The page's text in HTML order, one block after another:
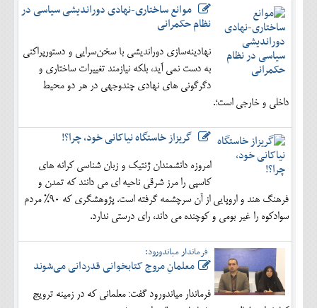
موانع ساختاری-نهادی دوراندیشی سیاسی در
نظام حکمرانی
نهادینه‌سازی دوراندیشی با سخن‌سرایی و دستورپراکنی
به دست نمی آید، بلکه نیازمند تغییرات ساختاری و
دگرگونی های نهادی چندوجهی در هر دو محیط
داخلی و خارجی است؛.
گریزاز خاستگاه نیاکانی خود، چرا؟!
امروزه دانشمندان ژنتیک و زبان شناسی کرانه های
کاسپی را مرز شرقی ناحیه ای می دانند که تمدن و
فرهنگ هند و اروپایی از آن سرچشمه گرفته است. پژوهشگری که 90% مردم
سوادکوه را غیر بومی و کوچنده می داند، رای درستی ندارد.
فرماندار میاندورود:
معلمانِ مروج کتابخوانی قدردانی می‌شوند
فرماندار میاندورود گفت: معلمانی که در زمینه ترویج